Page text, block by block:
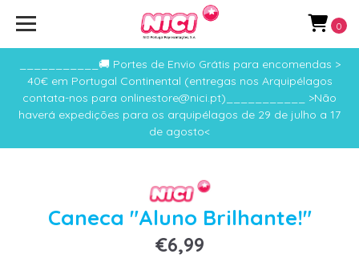
___________🚚 Portes de Envio Grátis para encomendas >
40€ em Portugal Continental (entregas nos Arquipélagos
contata-nos para onlinestore@nici.pt)___________ >Não
haverá expedições para os arquipélagos de 29 de julho a 17
de agosto<
0
Caneca "Aluno Brilhante!"
€6,99